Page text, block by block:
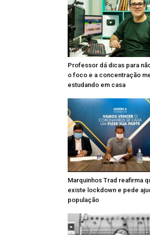
Professor dá dicas para
o foco e a concentração
estudando em casa
Marquinhos Trad reafirma
existe lockdown e pede
população